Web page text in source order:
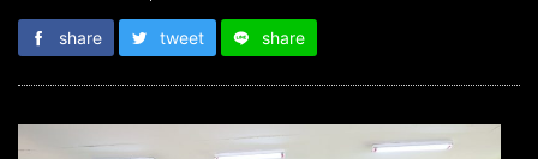
share tweet share